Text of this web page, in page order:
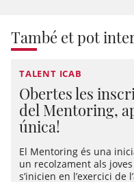
També et pot
TALENT ICAB
Obertes les
del Mentoring,
única!
El Mentoring és una
un recolzament als
s’inicien en l’exercici de